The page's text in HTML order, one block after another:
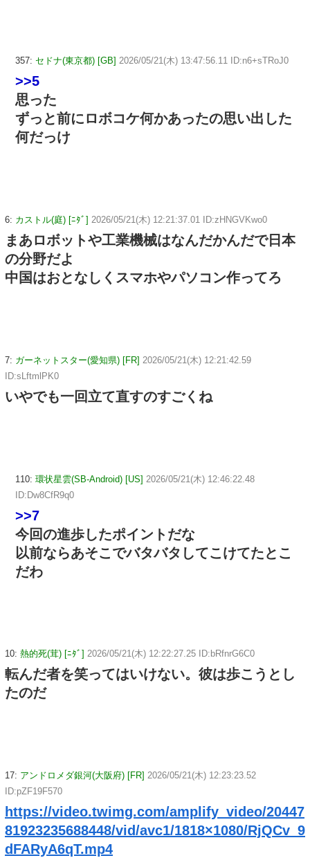
357: セドナ(東京都) [GB] 2026/05/21(木) 13:47:56.11 ID:n6+sTRoJ0
>>5
思った
ずっと前にロボコケ何かあったの思い出した
何だっけ
6: カストル(庭) [ﾆﾀﾞ] 2026/05/21(木) 12:21:37.01 ID:zHNGVKwo0
まあロボットや工業機械はなんだかんだで日本
の分野だよ
中国はおとなしくスマホやパソコン作ってろ
7: ガーネットスター(愛知県) [FR] 2026/05/21(木) 12:21:42.59
ID:sLftmlPK0
いやでも一回立て直すのすごくね
110: 環状星雲(SB-Android) [US] 2026/05/21(木) 12:46:22.48
ID:Dw8CfR9q0
>>7
今回の進歩したポイントだな
以前ならあそこでバタバタしてこけてたとこ
だわ
10: 熱的死(茸) [ﾆﾀﾞ] 2026/05/21(木) 12:22:27.25 ID:bRfnrG6C0
転んだ者を笑ってはいけない。彼は歩こうとし
たのだ
17: アンドロメダ銀河(大阪府) [FR] 2026/05/21(木) 12:23:23.52
ID:pZF19F570
https://video.twimg.com/amplify_video/20447
81923235688448/vid/avc1/1818×1080/RjQCv_9
dFARyA6qT.mp4